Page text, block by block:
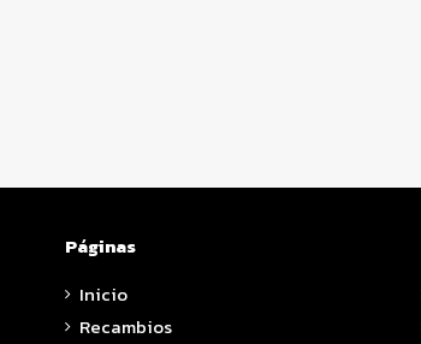
Páginas
Inicio
Recambios